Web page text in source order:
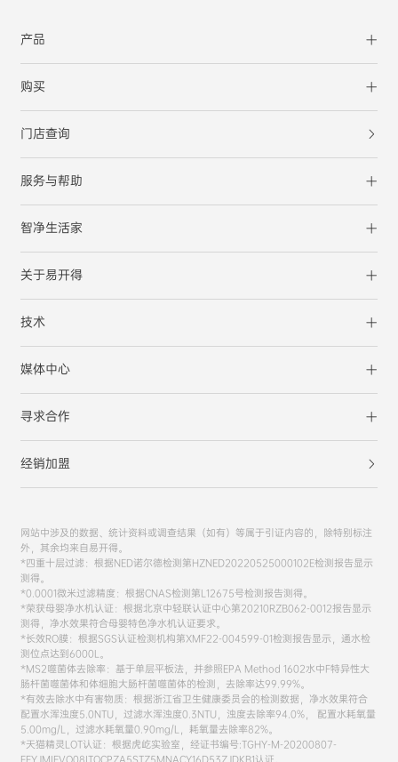
产品
购买
门店查询
服务与帮助
智净生活家
关于易开得
技术
媒体中心
寻求合作
经销加盟
网站中涉及的数据、统计资料或调查结果（如有）等属于引证内容的，除特别标注
外，其余均来自易开得。
*四重十层过滤：根据NED诺尔德检测第HZNED20220525000102E检测报告显示
测得。
*0.0001微米过滤精度：根据CNAS检测第L12675号检测报告测得。
*荣获母婴净水机认证：根据北京中轻联认证中心第20210RZB062-0012报告显示
测得，净水效果符合母婴特色净水机认证要求。
*长效RO膜：根据SGS认证检测机构第XMF22-004599-01检测报告显示，通水检
测位点达到6000L。
*MS2噬菌体去除率：基于单层平板法，并参照EPA Method 1602水中F特异性大
肠杆菌噬菌体和体细胞大肠杆菌噬菌体的检测，去除率达99.99%。
*有效去除水中有害物质：根据浙江省卫生健康委员会的检测数据，净水效果符合
配置水浑浊度5.0NTU，过滤水浑浊度0.3NTU，浊度去除率94.0%， 配置水耗氧量
5.00mg/L，过滤水耗氧量0.90mg/L，耗氧量去除率82%。
*天猫精灵LOT认证：根据虎屹实验室，经证书编号:TGHY-M-20200807-
FFYJMIEVO08ITQCPZA5STZ5MNACY16D53ZJDKB1认证。